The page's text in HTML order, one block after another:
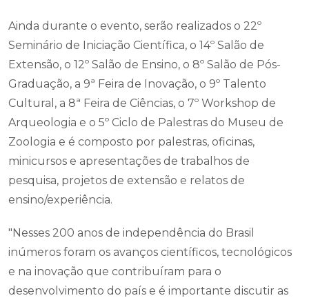
Ainda durante o evento, serão realizados o 22º
Seminário de Iniciação Científica, o 14º Salão de
Extensão, o 12º Salão de Ensino, o 8º Salão de Pós-
Graduação, a 9ª Feira de Inovação, o 9º Talento
Cultural, a 8ª Feira de Ciências, o 7º Workshop de
Arqueologia e o 5º Ciclo de Palestras do Museu de
Zoologia e é composto por palestras, oficinas,
minicursos e apresentações de trabalhos de
pesquisa, projetos de extensão e relatos de
ensino/experiência.
"Nesses 200 anos de independência do Brasil
inúmeros foram os avanços científicos, tecnológicos
e na inovação que contribuíram para o
desenvolvimento do país e é importante discutir as